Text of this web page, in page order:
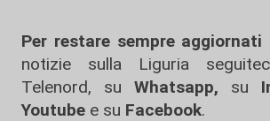
Per restare sempre aggiornati
notizie sulla Liguria
Telenord, su
Whatsapp, su
Youtube e su Facebook.